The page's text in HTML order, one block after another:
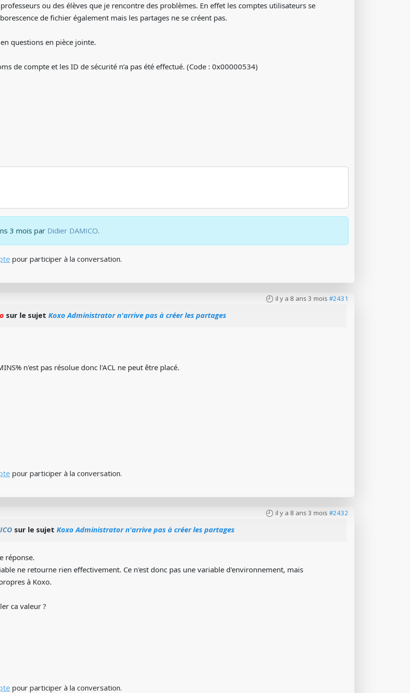
ou des élèves que je rencontre des problèmes. En effet les comptes utilisateurs se
de fichier également mais les partages ne se créent pas.
questions en pièce jointe.
de compte et les ID de sécurité n’a pas été effectué. (Code : 0x00000534)
3 mois par Didier DAMICO.
pour participer à la conversation.
il y a 8 ans 3 mois #2431
sur le sujet Koxo Administrator n'arrive pas à créer les partages
n'est pas résolue donc l'ACL ne peut être placé.
pour participer à la conversation.
il y a 8 ans 3 mois #2432
sur le sujet Koxo Administrator n'arrive pas à créer les partages
réponse.
ne retourne rien effectivement. Ce n'est donc pas une variable d'environnement, mais
à Koxo.
ca valeur ?
pour participer à la conversation.